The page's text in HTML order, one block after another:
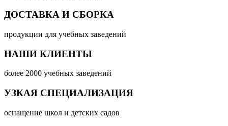
ДОСТАВКА И СБОРКА
продукции для учебных заведений
НАШИ КЛИЕНТЫ
более 2000 учебных заведений
УЗКАЯ СПЕЦИАЛИЗАЦИЯ
оснащение школ и детских садов